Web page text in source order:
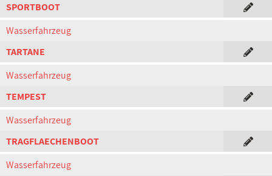
SPORTBOOT
Wasserfahrzeug
TARTANE
Wasserfahrzeug
TEMPEST
Wasserfahrzeug
TRAGFLAECHENBOOT
Wasserfahrzeug